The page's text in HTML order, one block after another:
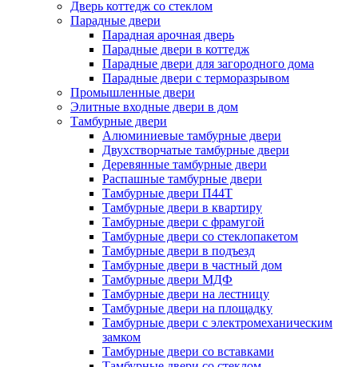
Дверь коттедж со стеклом
Парадные двери
Парадная арочная дверь
Парадные двери в коттедж
Парадные двери для загородного дома
Парадные двери с терморазрывом
Промышленные двери
Элитные входные двери в дом
Тамбурные двери
Алюминиевые тамбурные двери
Двухстворчатые тамбурные двери
Деревянные тамбурные двери
Распашные тамбурные двери
Тамбурные двери П44Т
Тамбурные двери в квартиру
Тамбурные двери с фрамугой
Тамбурные двери со стеклопакетом
Тамбурные двери в подъезд
Тамбурные двери в частный дом
Тамбурные двери МДФ
Тамбурные двери на лестницу
Тамбурные двери на площадку
Тамбурные двери с электромеханическим
замком
Тамбурные двери со вставками